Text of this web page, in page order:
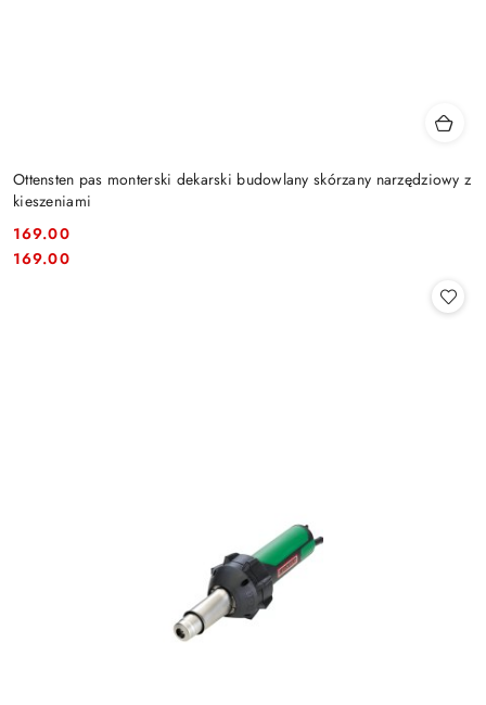
Ottensten pas monterski dekarski budowlany skórzany narzędziowy z
kieszeniami
Cena:
169.00
Cena:
169.00